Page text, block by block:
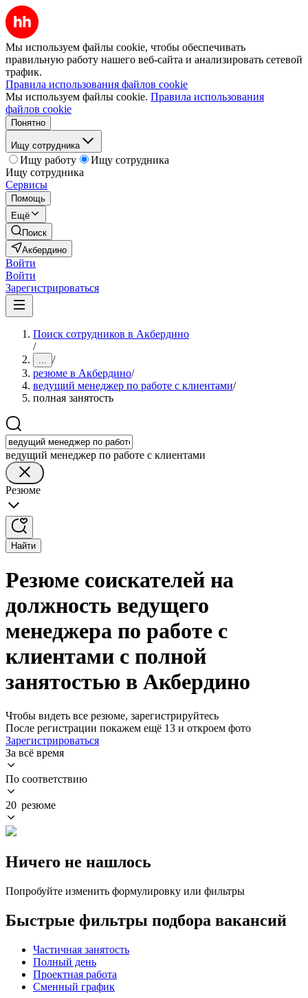
Мы используем файлы cookie, чтобы обеспечивать
правильную работу нашего веб-сайта и анализировать сетевой
трафик.
Правила использования файлов cookie
Мы используем файлы cookie. Правила использования
файлов cookie
Понятно
Ищу сотрудника
Ищу работу
Ищу сотрудника
Ищу сотрудника
Сервисы
Помощь
Ещё
Поиск
Акбердино
Войти
Войти
Зарегистрироваться
Поиск сотрудников в Акбердино
/
... /
резюме в Акбердино/
ведущий менеджер по работе с клиентами/
полная занятость
ведущий менеджер по работе с клиентами
Резюме
Найти
Резюме соискателей на
должность ведущего
менеджера по работе с
клиентами с полной
занятостью в Акбердино
Чтобы видеть все резюме, зарегистрируйтесь
После регистрации покажем ещё 13 и откроем фото
Зарегистрироваться
За всё время
По соответствию
20 резюме
Ничего не нашлось
Попробуйте изменить формулировку или фильтры
Быстрые фильтры подбора вакансий
Частичная занятость
Полный день
Проектная работа
Сменный график